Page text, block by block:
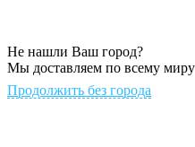
Не нашли Ваш город?
Мы доставляем по всему миру
Продолжить без города